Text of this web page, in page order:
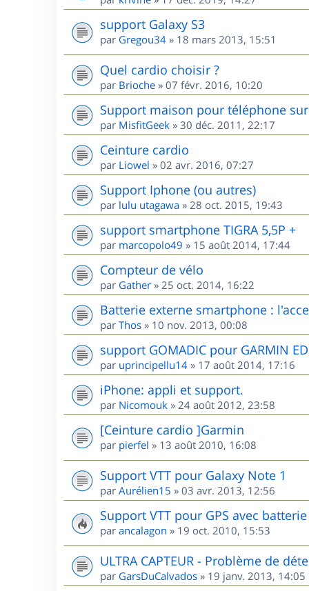
support Galaxy S3
par Gregou34 » 18 mars 2013, 15:51
Quel cardio choisir ?
par Brioche » 07 févr. 2016, 10:20
Support maison pour téléphone
par MisfitGeek » 30 déc. 2011, 22:17
Ceinture cardio
par Liowel » 02 avr. 2016, 07:27
Support Iphone (ou autres)
par lulu utagawa » 28 oct. 2015, 19:43
support smartphone TIGRA 5,5P +
par marcopolo49 » 15 août 2014, 17:44
Compteur de vélo
par Gather » 25 oct. 2014, 16:22
Batterie externe smartphone :
par Thos » 10 nov. 2013, 00:08
support GOMADIC pour GARMIN
par uprincipellu14 » 17 août 2014, 17:16
iPhone: appli et support.
par Nicomouk » 24 août 2012, 23:58
[Ceinture cardio ]Garmin
par pierfel » 13 août 2010, 16:08
Support VTT pour Galaxy Note 1
par Aurélien15 » 03 avr. 2013, 12:56
Support VTT pour GPS avec batterie
par ancalagon » 19 oct. 2010, 15:53
ULTRA CAPTEUR - Problème de
par GarsDuCalvados » 19 janv. 2013, 14:05